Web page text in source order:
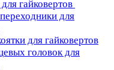
гайковертов
для
для гайковертов
головок для